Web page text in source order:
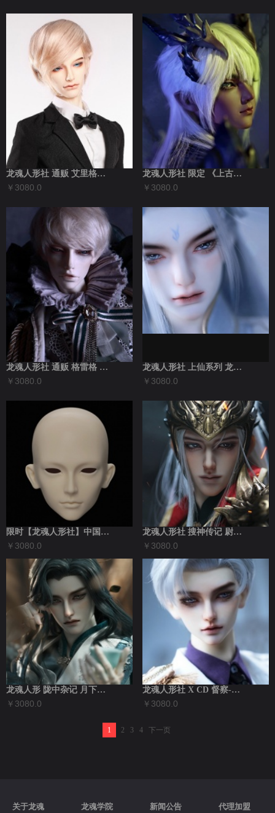
龙魂人形社 通贩 艾里格斯 叔 现代BJ...
￥3080.0
龙魂人形社 限定 《上古传说》穷奇兽版 ...
￥3080.0
龙魂人形社 通贩 格雷格 叔 现代BJD...
￥3080.0
龙魂人形社 上仙系列 龙太子•敖祈bjd...
￥3080.0
限时【龙魂人形社】中国原创BJD 75庄...
￥3080.0
龙魂人形社 搜神传记 尉迟恭 75壮叔b...
￥3080.0
龙魂人形 陇中杂记 月下仙 75壮叔BJ...
￥3080.0
龙魂人形社 X CD 督察-赫连容瀛 7...
￥3080.0
1 2 3 4 下一页
关于龙魂 龙魂学院 新闻公告 代理加盟